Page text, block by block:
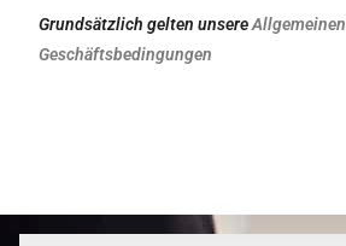
Grundsätzlich gelten unsereAllgemeinen
Geschäftsbedingungen